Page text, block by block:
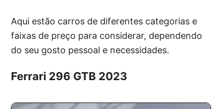
Aqui estão carros de diferentes categorias e
faixas de preço para considerar, dependendo
do seu gosto pessoal e necessidades.
Ferrari 296 GTB 2023